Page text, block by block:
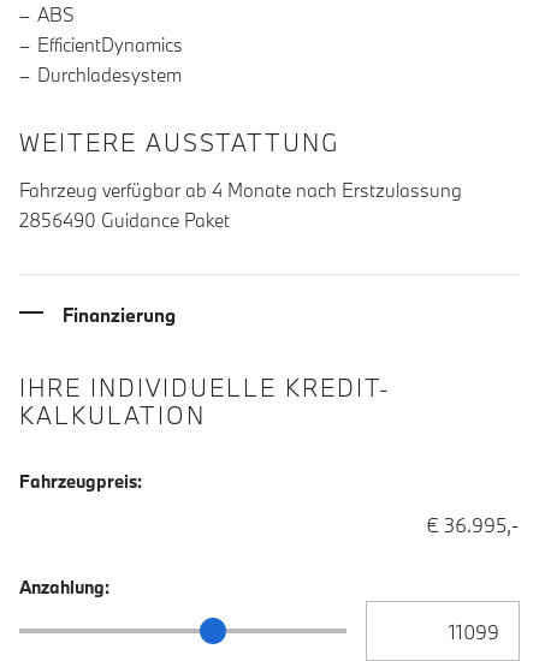
ABS
EfficientDynamics
Durchladesystem
WEITERE AUSSTATTUNG
Fahrzeug verfügbar ab 4 Monate nach Erstzulassung
2856490 Guidance Paket
Finanzierung
IHRE INDIVIDUELLE KREDIT-
KALKULATION
Fahrzeugpreis:
€ 36.995,-
Anzahlung:
Anzahlung Schieberegler